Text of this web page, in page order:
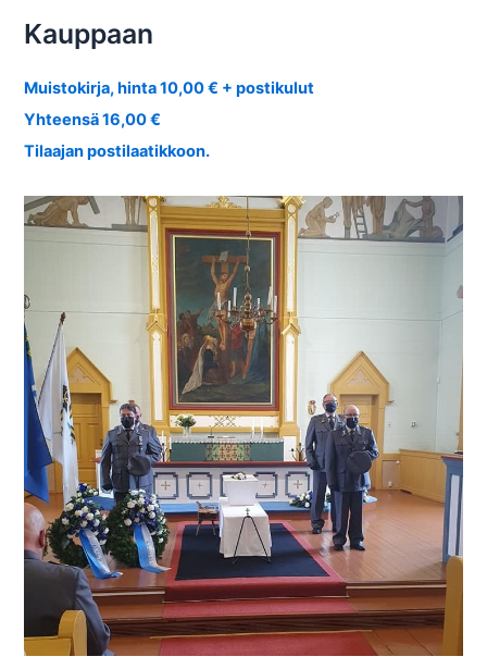
Kauppaan
Muistokirja, hinta 10,00 € + postikulut
Yhteensä 16,00 €
Tilaajan postilaatikkoon.